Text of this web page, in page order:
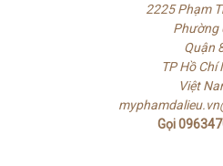
2225 Phạm
Phường
Quận
TP Hồ Chí
Việt
Gọi